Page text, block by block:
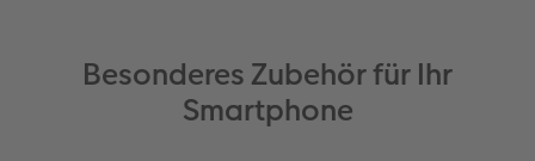
Besonderes Zubehör für Ihr
Smartphone